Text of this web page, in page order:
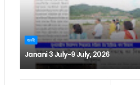
জননী
Janani 3 July-9 July, 2026